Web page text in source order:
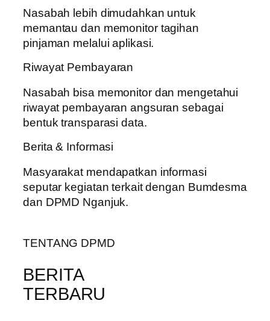
Nasabah lebih dimudahkan untuk
memantau dan memonitor tagihan
pinjaman melalui aplikasi.
Riwayat Pembayaran
Nasabah bisa memonitor dan mengetahui
riwayat pembayaran angsuran sebagai
bentuk transparasi data.
Berita & Informasi
Masyarakat mendapatkan informasi
seputar kegiatan terkait dengan Bumdesma
dan DPMD Nganjuk.
TENTANG DPMD
BERITA
TERBARU